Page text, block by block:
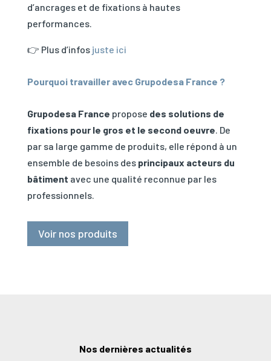
d’ancrages et de fixations à hautes
performances.
👉 Plus d’infos juste ici
Pourquoi travailler avec Grupodesa France ?
Grupodesa France propose des solutions de
fixations pour le gros et le second oeuvre . De
par sa large gamme de produits, elle répond à un
ensemble de besoins des principaux acteurs du
bâtiment avec une qualité reconnue par les
professionnels.
Voir nos produits
Nos dernières actualités